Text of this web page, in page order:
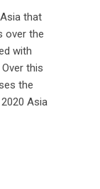
that
over the
with
this
the
Asia